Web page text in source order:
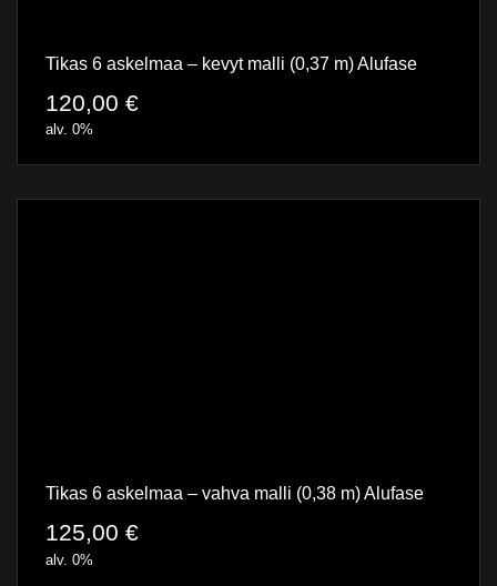
Tikas 6 askelmaa – kevyt malli (0,37 m) Alufase
120,00 €
alv. 0%
Tikas 6 askelmaa – vahva malli (0,38 m) Alufase
125,00 €
alv. 0%